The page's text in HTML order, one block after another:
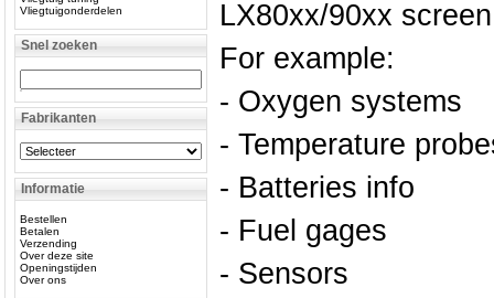
Vliegtuigonderdelen
Snel zoeken
Fabrikanten
Informatie
Bestellen
Betalen
Verzending
Over deze site
Openingstijden
Over ons
LX80xx/90xx
For example:
- Oxygen systems
- Temperature
- Batteries info
- Fuel gages
- Sensors